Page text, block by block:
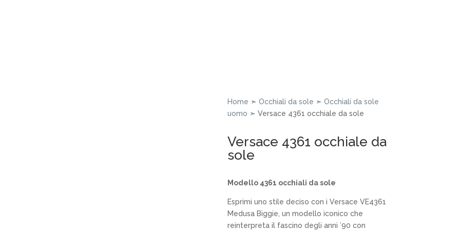
Home ➣ Occhiali da sole ➣ Occhiali da sole
uomo ➣ Versace 4361 occhiale da sole
Versace 4361 occhiale da
sole
Modello 4361 occhiali da sole
Esprimi uno stile deciso con i Versace VE4361
Medusa Biggie, un modello iconico che
reinterpreta il fascino degli anni ’90 con